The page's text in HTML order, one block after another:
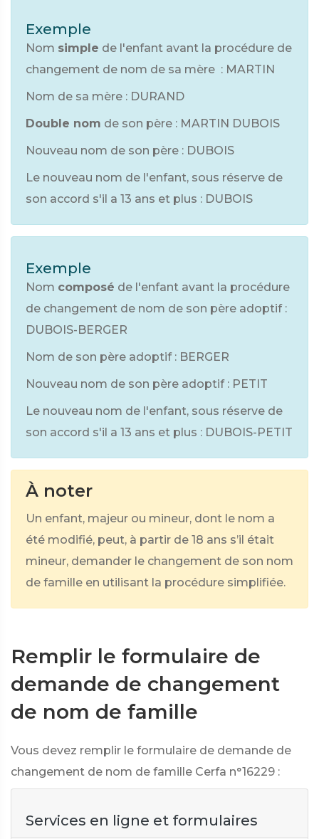
Exemple
Nom simple de l'enfant avant la procédure de
changement de nom de sa mère : MARTIN
Nom de sa mère : DURAND
Double nom de son père : MARTIN DUBOIS
Nouveau nom de son père : DUBOIS
Le nouveau nom de l'enfant, sous réserve de
son accord s'il a 13 ans et plus : DUBOIS
Exemple
Nom composé de l'enfant avant la procédure
de changement de nom de son père adoptif :
DUBOIS-BERGER
Nom de son père adoptif : BERGER
Nouveau nom de son père adoptif : PETIT
Le nouveau nom de l'enfant, sous réserve de
son accord s'il a 13 ans et plus : DUBOIS-PETIT
À noter
Un enfant, majeur ou mineur, dont le nom a
été modifié, peut, à partir de 18 ans s’il était
mineur, demander le changement de son nom
de famille en utilisant la procédure simplifiée.
Remplir le formulaire de
demande de changement
de nom de famille
Vous devez remplir le formulaire de demande de
changement de nom de famille Cerfa n°16229 :
Services en ligne et formulaires